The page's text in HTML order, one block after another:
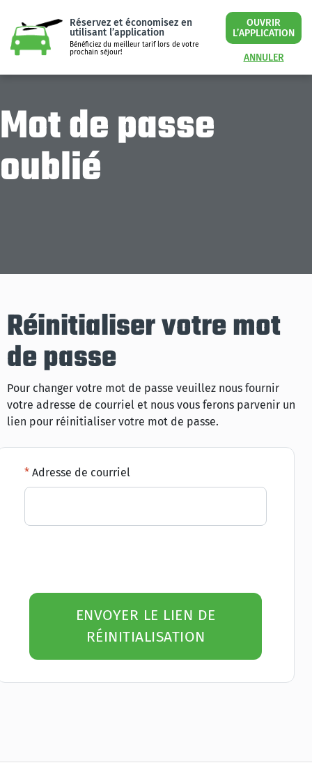
Réservez et économisez en
utilisant l’application
Bénéficiez du meilleur tarif lors de votre
prochain séjour!
OUVRIR
L’APPLICATION
ANNULER
Mot de passe
oublié
Réinitialiser votre mot
de passe
Pour changer votre mot de passe veuillez nous fournir
votre adresse de courriel et nous vous ferons parvenir un
lien pour réinitialiser votre mot de passe.
Adresse de courriel
ENVOYER LE LIEN DE
RÉINITIALISATION